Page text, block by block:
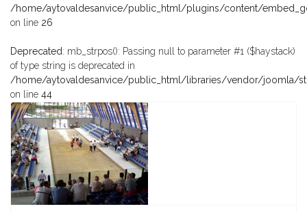
/home/aytovaldesanvice/public_html/plugins/content/
on line 26
Deprecated: mb_strpos(): Passing null to parameter #1 ($haystack)
of type string is deprecated in
/home/aytovaldesanvice/public_html/libraries/vendor/joomla/
on line 44